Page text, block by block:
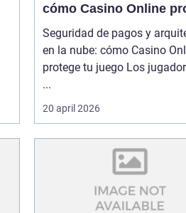
cómo Casino Online
tu juego
Seguridad de pagos y
en la nube: cómo Casino
protege tu juego Los
...
20 april 2026